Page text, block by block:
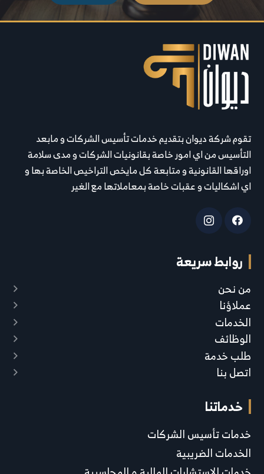
تقوم شركة ديوان بتقديم خدمات تأسيس الشركات و مابعد
التأسيس من اي امور خاصة بقانونيات الشركات و مدى سلامة
اوراقها القانونية و متابعة كل مايخص التراخيص الخاصة بها و
اي اشكاليات و عقبات خاصة بمعاملاتها مع الغير
روابط سريعة
من نحن
عملاؤنا
الخدمات
الوظائف
طلب خدمة
اتصل بنا
خدماتنا
خدمات تأسيس الشركات
الخدمات الضريبية